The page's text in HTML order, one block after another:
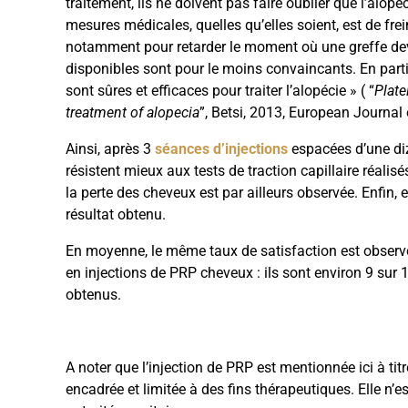
mesures médicales, quelles qu’elles soient, est de
notamment pour retarder le moment où une greffe
disponibles sont pour le moins convaincants. En
sont sûres et efficaces pour traiter l’alopécie » ( “
treatment of alopecia”, Betsi, 2013, European
Ainsi, après 3 séances d’injections espacées d’une
résistent mieux aux tests de traction capillaire
la perte des cheveux est par ailleurs observée.
résultat obtenu.
En moyenne, le même taux de satisfaction est
en injections de PRP cheveux : ils sont environ 9
obtenus.
A noter que l’injection de PRP est mentionnée ici à
encadrée et limitée à des fins thérapeutiques. Elle